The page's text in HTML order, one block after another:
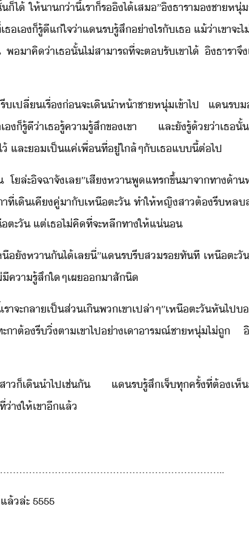
ไ้​ ​ให้​า​่าี​้​เรา​็​ร​ิ​ไ้​เส​”​ิ​ธารา​​ชาห
​เ​็​รู้ี​แ่​ใจ​่า​แ​ร​รู้สึ​่าไร​ั​เธ​ ​แ้่า​เขา​จ
​าคิ​่า​เธ​ั้​ไ่​สาารถ​ที่จะ​ตรั​เขา​ไ้​ ​ิ​ธารา​จึ
​เปลี่​เรื่​่​จะ​เิ​ำห้า​ชาหุ่​เข้าไป​ ​แ​ร
รู้ี​่า​เธ​รู้คา​รู้สึ​ข​เขา​ ​และ​ั​รู้​้่า​เธ
้​ ​และ​​เป็​แค่​เพื่​ที่ู่​ใล้​ๆ​ั​เธ​แี้​ต่ไป
​ล่ะ​ิจฉา​จั​เล​”​เสีหา​พูแทร​ขึ้​าจา​ทา​้
ที่​เิ​เคีคู่​าั​เหื​ตะั​ ​ทำให้​หญิสา​ต้​รี​หล
ตะั​ ​แต่​เธ​ไ่​คิ​ที่จะ​หลีทา​ให้​แ่
​ั​หา​ัไ​้​เล​ี่​”​แ​ร​รี​สร​ทัที​ ​เหื​ตะ
คารู้​สึ​ใๆ​เผ​​าสั​ิ
า​จะ​ลาเป็​ส่เิ​พเขา​เปล่าๆ​”​เหื​ตะั​หัไ
ต้​รี​ิ่​ตา​เขา​ไป​่า​เา​ารณ์​ชาหุ่​ไ่​ถู​
า​็​เิ​ำ​ไป​เช่ั​ ​แ​ร​รู้สึ​เจ็​ทุครั้ที่​ต้​เห็
่า​ให้​เขา​ีแล้
ล้​ล่ะ​ ​5555